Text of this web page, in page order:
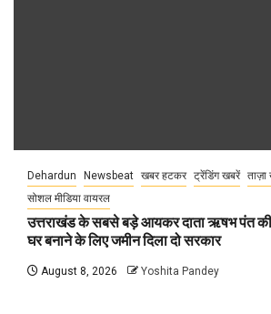
Dehardun Newsbeat खबर हटकर ट्रेंडिंग खबरें ताज़ा
सोशल मीडिया वायरल
उत्तराखंड के सबसे बड़े आयकर दाता ऋषभ पंत की
घर बनाने के लिए जमीन दिला दो सरकार
August 8, 2026 Yoshita Pandey